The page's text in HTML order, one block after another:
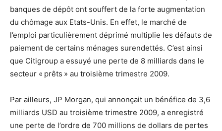
banques de dépôt ont souffert de la forte augmentation
du chômage aux Etats-Unis. En effet, le marché de
l’emploi particulièrement déprimé multiplie les défauts de
paiement de certains ménages surendettés. C’est ainsi
que Citigroup a essuyé une perte de 8 milliards dans le
secteur « prêts » au troisième trimestre 2009.
Par ailleurs, JP Morgan, qui annonçait un bénéfice de 3,6
milliards USD au troisième trimestre 2009, a enregistré
une perte de l’ordre de 700 millions de dollars de pertes